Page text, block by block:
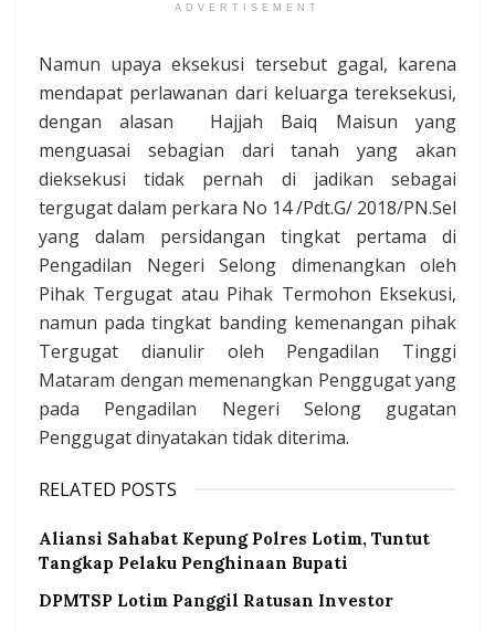
ADVERTISEMENT
Namun upaya eksekusi tersebut gagal, karena
mendapat perlawanan dari keluarga tereksekusi,
dengan alasan Hajjah Baiq Maisun yang
menguasai sebagian dari tanah yang akan
dieksekusi tidak pernah di jadikan sebagai
tergugat dalam perkara No 14 /Pdt.G/ 2018/PN.Sel
yang dalam persidangan tingkat pertama di
Pengadilan Negeri Selong dimenangkan oleh
Pihak Tergugat atau Pihak Termohon Eksekusi,
namun pada tingkat banding kemenangan pihak
Tergugat dianulir oleh Pengadilan Tinggi
Mataram dengan memenangkan Penggugat yang
pada Pengadilan Negeri Selong gugatan
Penggugat dinyatakan tidak diterima.
RELATED POSTS
Aliansi Sahabat Kepung Polres Lotim, Tuntut
Tangkap Pelaku Penghinaan Bupati
DPMTSP Lotim Panggil Ratusan Investor